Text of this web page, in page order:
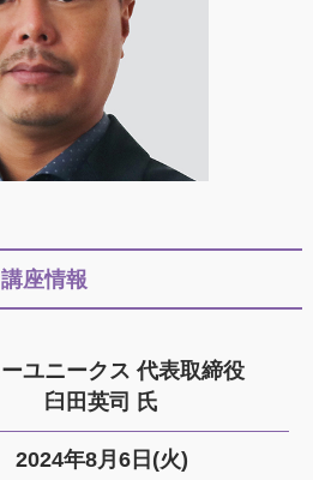
講座情報
ユニークス 代表取締役
臼田英司 氏
2024年8月6日(火)